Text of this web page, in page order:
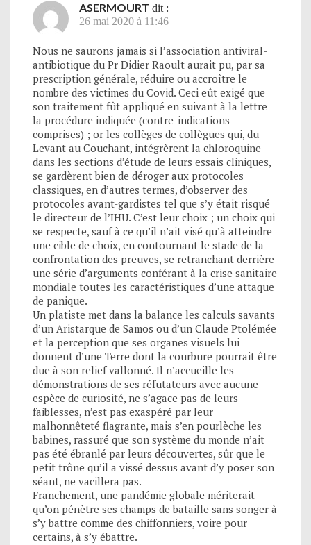
ASERMOURT dit :
26 mai 2020 à 11:46
Nous ne saurons jamais si l’association antiviral-
antibiotique du Pr Didier Raoult aurait pu, par sa
prescription générale, réduire ou accroître le
nombre des victimes du Covid. Ceci eût exigé que
son traitement fût appliqué en suivant à la lettre
la procédure indiquée (contre-indications
comprises) ; or les collèges de collègues qui, du
Levant au Couchant, intégrèrent la chloroquine
dans les sections d’étude de leurs essais cliniques,
se gardèrent bien de déroger aux protocoles
classiques, en d’autres termes, d’observer des
protocoles avant-gardistes tel que s’y était risqué
le directeur de l’IHU. C’est leur choix ; un choix qui
se respecte, sauf à ce qu’il n’ait visé qu’à atteindre
une cible de choix, en contournant le stade de la
confrontation des preuves, se retranchant derrière
une série d’arguments conférant à la crise sanitaire
mondiale toutes les caractéristiques d’une attaque
de panique.
Un platiste met dans la balance les calculs savants
d’un Aristarque de Samos ou d’un Claude Ptolémée
et la perception que ses organes visuels lui
donnent d’une Terre dont la courbure pourrait être
due à son relief vallonné. Il n’accueille les
démonstrations de ses réfutateurs avec aucune
espèce de curiosité, ne s’agace pas de leurs
faiblesses, n’est pas exaspéré par leur
malhonnêteté flagrante, mais s’en pourlèche les
babines, rassuré que son système du monde n’ait
pas été ébranlé par leurs découvertes, sûr que le
petit trône qu’il a vissé dessus avant d’y poser son
séant, ne vacillera pas.
Franchement, une pandémie globale mériterait
qu’on pénètre ses champs de bataille sans songer à
s’y battre comme des chiffonniers, voire pour
certains, à s’y ébattre.